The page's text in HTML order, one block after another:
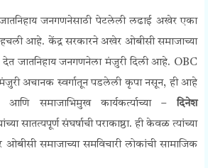
जातनिहाय जनगणनेसाठी पेटलेली लढाई अखेर एका
आहे. केंद्र सरकारने अखेर ओबीसी समाजाच्या
देत जातनिहाय जनगणनेला मंजुरी दिली आहे. OBC
मंजुरी अचानक स्वर्गातून पडलेली कृपा नसून, ही आहे
आणि समाजाभिमुख कार्यकर्त्याच्या – दिनेश
सातत्यपूर्ण संघर्षाची पराकाष्ठा. ही केवळ त्यांच्या
ओबीसी समाजाच्या समविचारी लोकांची सामाजिक